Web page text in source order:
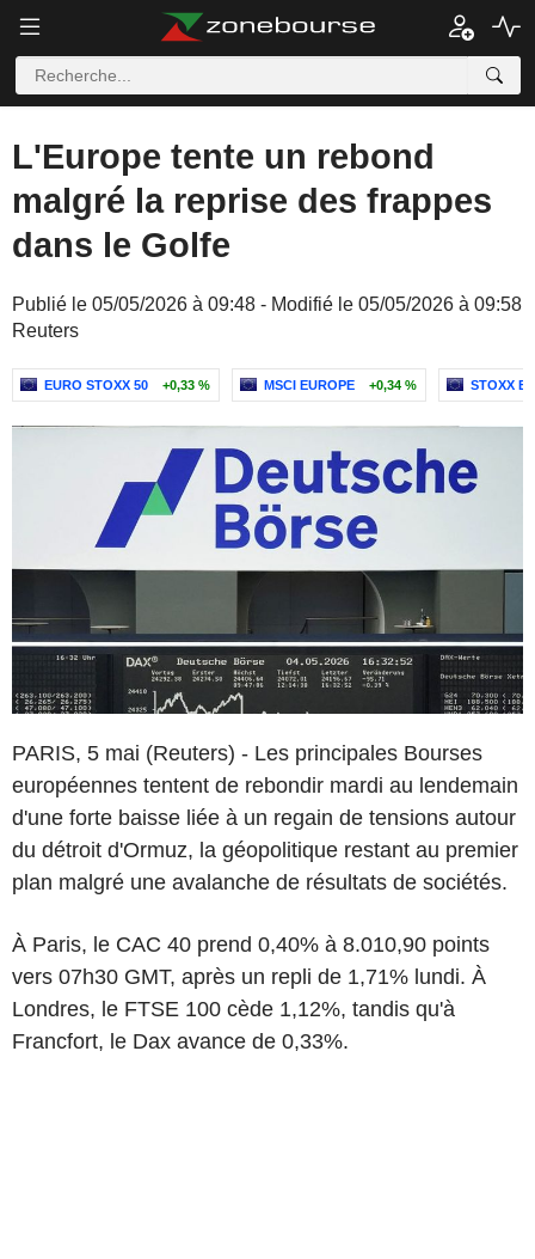
L'Europe tente un rebond
malgré la reprise des frappes
dans le Golfe
Publié le 05/05/2026 à 09:48 - Modifié le 05/05/2026 à 09:58
Reuters
EURO STOXX 50 +0,33 % MSCI EUROPE +0,34 % STOXX
PARIS, 5 mai (Reuters) - Les principales Bourses
européennes tentent de rebondir mardi au lendemain
d'une forte baisse liée à un regain de tensions autour
du détroit d'Ormuz, la géopolitique restant au premier
plan malgré une avalanche de résultats de sociétés.
À Paris, le CAC 40 prend 0,40% à 8.010,90 points
vers 07h30 GMT, après un repli de 1,71% lundi. À
Londres, le FTSE 100 cède 1,12%, tandis qu'à
Francfort, le Dax avance de 0,33%.